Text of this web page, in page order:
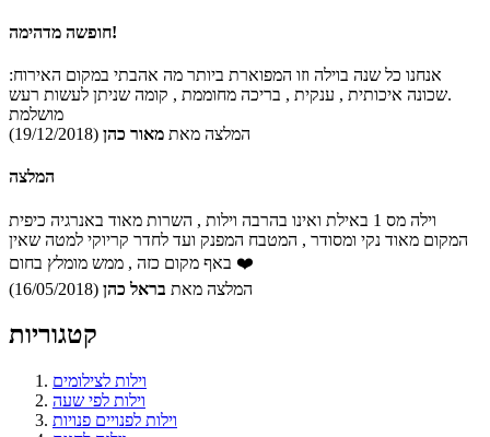
חופשה מדהימה!
אנחנו כל שנה בוילה וזו המפוארת ביותר מה אהבתי במקום האירוח:
שכונה איכותית , ענקית , בריכה מחוממת , קומה שניתן לעשות רעש.
מושלמת
המלצה מאת מאור כהן (19/12/2018)
המלצה
וילה מס 1 באילת ואינו בהרבה וילות , השרות מאוד באנרגיה כיפית
המקום מאוד נקי ומסודר , המטבח המפנק ועד לחדר קריוקי למטה שאין
באף מקום כזה , ממש מומלץ בחום ❤️
המלצה מאת בראל כהן (16/05/2018)
קטגוריות
וילות לצילומים
וילות לפי שעה
וילות לפנויים פנויות